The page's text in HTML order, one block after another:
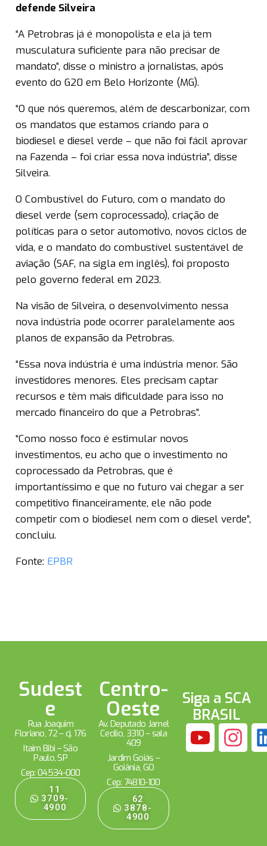
defende Silveira
“A Petrobras já é monopolista e ela já tem
musculatura suficiente para não precisar de
mandato”, disse o ministro a jornalistas, após
evento do G20 em Belo Horizonte (MG).
“O que nós queremos, além de descarbonizar, com
os mandatos que estamos criando para o
biodiesel e diesel verde – que não foi fácil aprovar
na Fazenda – foi criar essa nova indústria”, disse
Silveira.
O Combustível do Futuro, com o mandato do
diesel verde (sem coprocessado), criação de
políticas para o setor automotivo, novos ciclos de
vida, e o mandato do combustível sustentável de
aviação (SAF, na sigla em inglês), foi proposto
pelo governo federal em 2023.
Na visão de Silveira, o desenvolvimento nessa
nova indústria pode ocorrer paralelamente aos
planos de expansão da Petrobras.
“Essa nova indústria é uma indústria menor. São
investidores menores. Eles precisam captar
recursos e têm mais dificuldade para isso no
mercado financeiro do que a Petrobras”.
“Como nosso foco é estimular novos
investimentos, eu acho que o investimento no
coprocessado da Petrobras, que é
importantíssimo e que no futuro vai chegar a ser
competitivo financeiramente, ele não pode
competir com o biodiesel nem com o diesel verde”,
concluiu.
Fonte: EPBR
Sudest
e
Rua Joaquim
Floriano, 72 – cj. 176
Itaim Bibi – São
Paulo, SP
Cep: 04534-000
11
3709-
4900
Centro-
Oeste
Av. Deputado Jamel
Cecílio, 3310 – sala
409
Jardim Goiás –
Goiânia, GO
Cep: 74810-100
62
3878-
4900
Siga a SCA
BRASIL